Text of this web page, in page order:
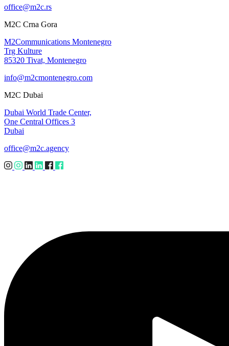
office@m2c.rs
M2C Crna Gora
M2Communications Montenegro
Trg Kulture
85320 Tivat, Montenegro
info@m2cmontenegro.com
M2C Dubai
Dubai World Trade Center,
One Central Offices 3
Dubai
office@m2c.agency